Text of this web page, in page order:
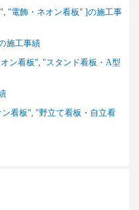
"電飾・ネオン看板" ]の施工事
施工事績
ン看板", "スタンド看板・A型
看板", "野立て看板・自立看